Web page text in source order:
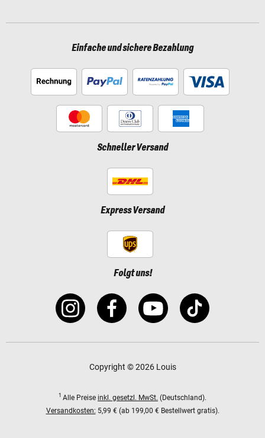
Einfache und sichere Bezahlung
Schneller Versand
Express Versand
Folgt uns!
Copyright © 2026 Louis
1 Alle Preise inkl. gesetzl. MwSt. (Deutschland).
Versandkosten: 5,99 € (ab 199,00 € Bestellwert gratis).